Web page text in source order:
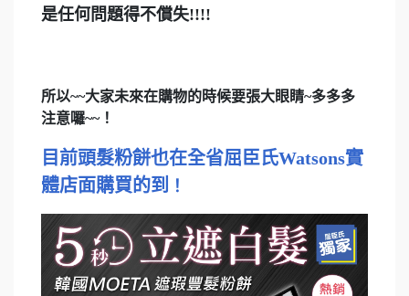
是任何問題得不償失!!!!
所以~~大家未來在購物的時候要張大眼睛~多多多
注意囉~~！
目前頭髮粉餅也在全省屈臣氏Watsons實
體店面購買的到 ！